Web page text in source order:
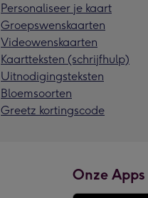
Personaliseer je kaart
Groepswenskaarten
Videowenskaarten
Kaartteksten (schrijfhulp)
Uitnodigingsteksten
Bloemsoorten
Greetz kortingscode
Onze Apps